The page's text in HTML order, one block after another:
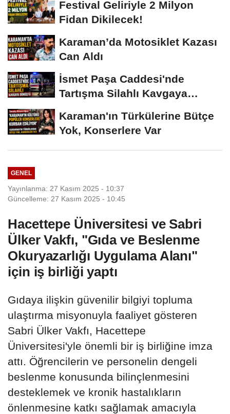
Festival Geliriyle 2 Milyon
Fidan Dikilecek!
Karaman’da Motosiklet Kazası
Can Aldı
İsmet Paşa Caddesi'nde
Tartışma Silahlı Kavgaya
Karaman'ın Türkülerine Bütçe
Yok, Konserlere Var
GENEL
Yayınlanma: 27 Kasım 2025 - 10:37
Güncelleme: 27 Kasım 2025 - 10:45
Hacettepe Üniversitesi ve Sabri
Ülker Vakfı, "Gıda ve Beslenme
Okuryazarlığı Uygulama Alanı"
için iş birliği yaptı
Gıdaya ilişkin güvenilir bilgiyi topluma
ulaştırma misyonuyla faaliyet gösteren
Sabri Ülker Vakfı, Hacettepe
Üniversitesi'yle önemli bir iş birliğine imza
attı. Öğrencilerin ve personelin dengeli
beslenme konusunda bilinçlenmesini
desteklemek ve kronik hastalıkların
önlenmesine katkı sağlamak amacıyla